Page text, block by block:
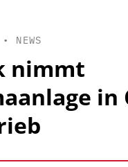
• NEWS
nimmt
in